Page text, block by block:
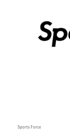
Sports Force